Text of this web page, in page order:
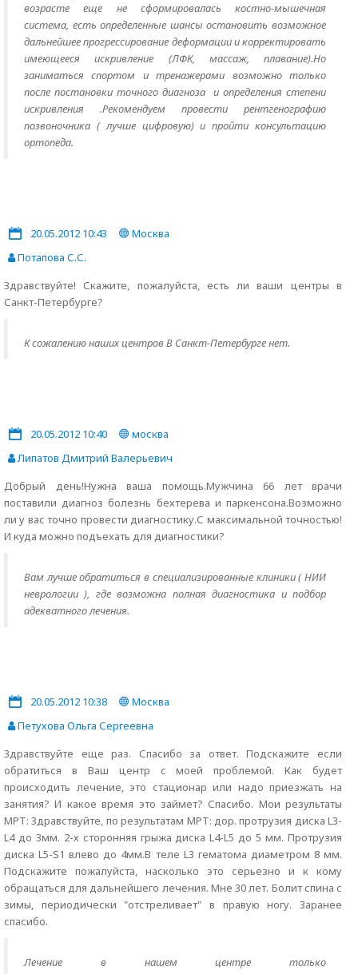
возрасте еще не сформировалась костно-мышечная
система, есть определенные шансы остановить возможное
дальнейшее прогрессирование деформации и корректировать
имеющееся искривление (ЛФК, массаж, плавание).Но
заниматься спортом и тренажерами возможно только
после постановки точного диагноза и определения степени
искривления .Рекомендуем провести рентгенографию
позвоночника ( лучше цифровую) и пройти консультацию
ортопеда.
20.05.2012 10:43
Москва
Потапова С.С.
Здравствуйте! Скажите, пожалуйста, есть ли ваши центры в
Санкт-Петербурге?
К сожалению наших центров В Санкт-Петербурге нет.
20.05.2012 10:40
москва
Липатов Дмитрий Валерьевич
Добрый день!Нужна ваша помощь.Мужчина 66 лет врачи
поставили диагноз болезнь бехтерева и паркенсона.Возможно
ли у вас точно провести диагностику.С максимальной точностью!
И куда можно подъехать для диагностики?
Вам лучше обратиться в специализированные клиники ( НИИ
неврологии ), где возможна полная диагностика и подбор
адекватного лечения.
20.05.2012 10:38
Москва
Петухова Ольга Сергеевна
Здравствуйте еще раз. Спасибо за ответ. Подскажите если
обратиться в Ваш центр с моей проблемой. Как будет
происходить лечение, это стационар или надо приезжать на
занятия? И какое время это займет? Спасибо. Мои результаты
МРТ: Здравствуйте, по результатам МРТ: дор. протрузия диска L3-
L4 до 3мм. 2-х сторонняя грыжа диска L4-L5 до 5 мм. Протрузия
диска L5-S1 влево до 4мм.В теле L3 гематома диаметром 8 мм.
Подскажите пожалуйста, насколько это серьезно и к кому
обращаться для дальнейшего лечения. Мне 30 лет. Болит спина с
зимы, периодически "отстреливает" в правую ногу. Заранее
спасибо.
Лечение в нашем центре только